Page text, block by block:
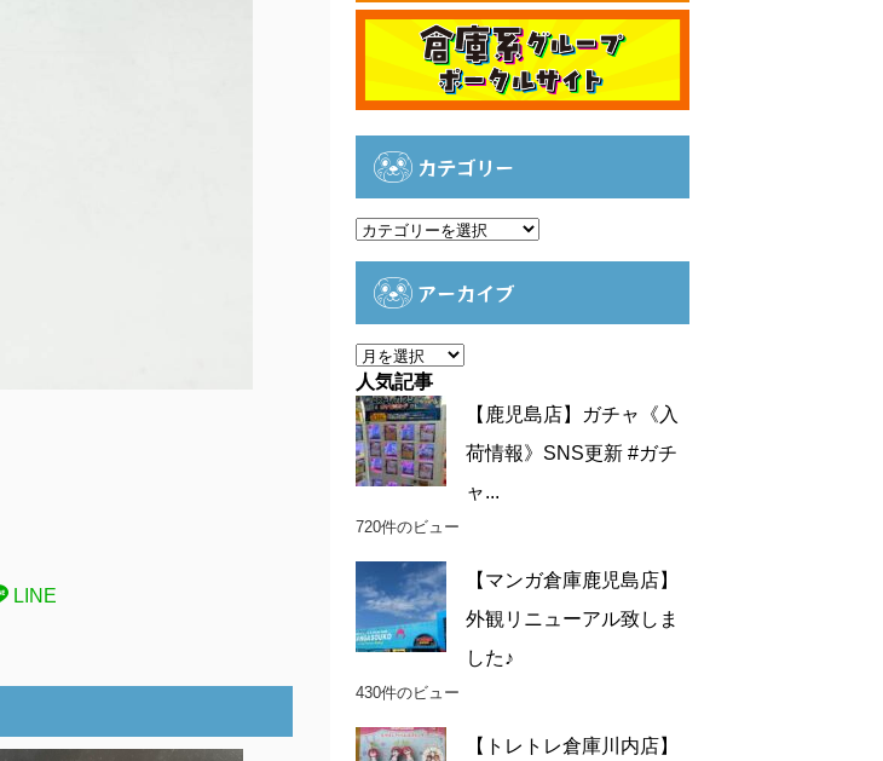
LINE
カテゴリー
カ
アーカイブ
ア
ー
カ
イ
ブ
人気記事
【鹿児島店】ガチャ《入
荷情報》SNS更新 #ガチ
ャ...
720件のビュー
【マンガ倉庫鹿児島店】
外観リニューアル致しま
した♪
430件のビュー
【トレトレ倉庫川内店】